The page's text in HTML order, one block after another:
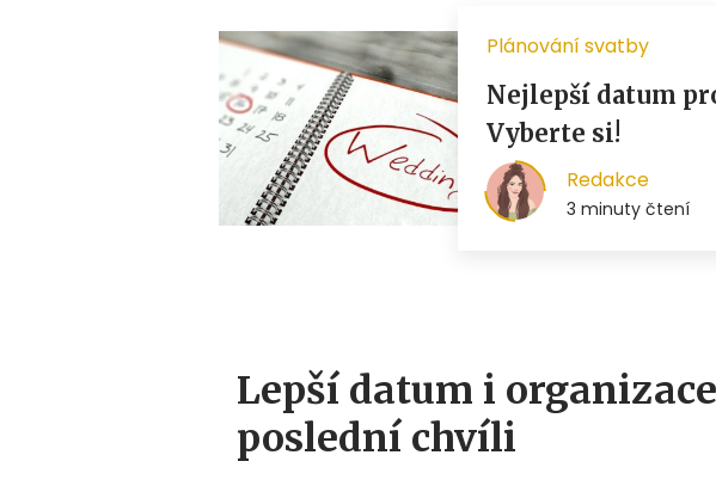
Lepší datum i
poslední chvíli